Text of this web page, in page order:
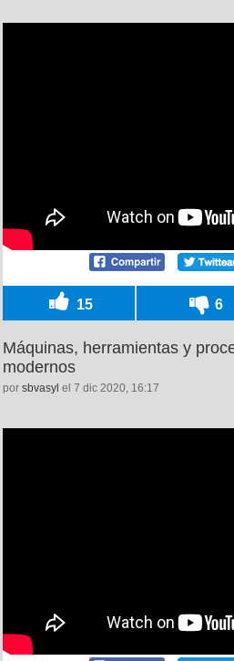
15 6
Máquinas, herramientas y
modernos
por sbvasyl el 7 dic 2020, 16:17